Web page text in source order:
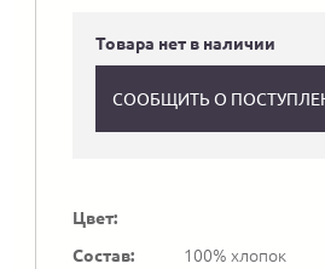
Товара нет в наличии
СООБЩИТЬ О
Цвет:
Состав:
100% хлопок